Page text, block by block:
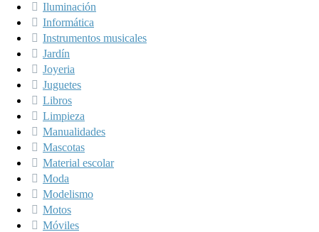
Iluminación
Informática
Instrumentos musicales
Jardín
Joyeria
Juguetes
Libros
Limpieza
Manualidades
Mascotas
Material escolar
Moda
Modelismo
Motos
Móviles